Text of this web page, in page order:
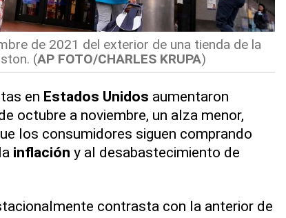
de 2021 del exterior de una tienda de la
(AP FOTO/CHARLES KRUPA)
en Estados Unidos aumentaron
octubre a noviembre, un alza menor,
los consumidores siguen comprando
inflación y al desabastecimiento de
contrasta con la anterior de